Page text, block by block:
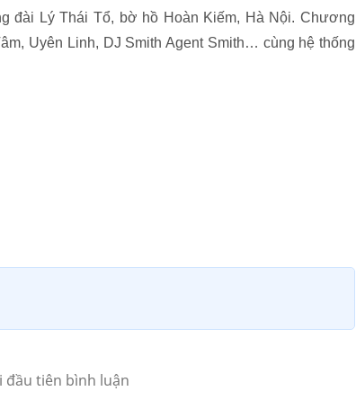
Lý Thái Tổ, bờ hồ Hoàn Kiếm, Hà Nội. Chương
Uyên Linh, DJ Smith Agent Smith… cùng hệ thống